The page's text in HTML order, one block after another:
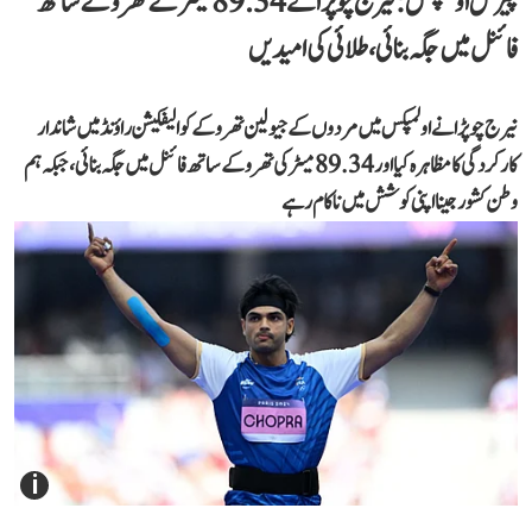
فائنل میں جگہ بنائی، طلائی کی امیدیں
نیرج چوپڑا نے اولمپکس میں مردوں کے جیولین تھرو کے کوالیفکیشن راؤنڈ میں شاندار
کارکردگی کا مظاہرہ کیا اور 89.34 میٹر کی تھرو کے ساتھ فائنل میں جگہ بنائی، جبکہ ہم
وطن کشور جینا اپنی کوشش میں ناکام رہے
i